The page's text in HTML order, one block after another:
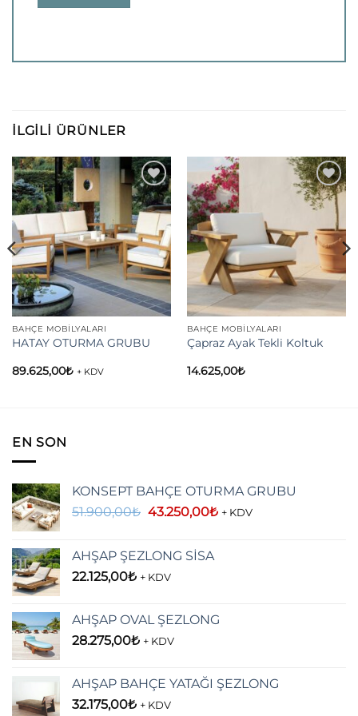
İLGILI ÜRÜNLER
Add to
wishlist
BAHÇE MOBILYALARI
HATAY OTURMA GRUBU
89.625,00₺ + KDV
Add to
wishlist
BAHÇE MOBILYALARI
Çapraz Ayak Tekli Koltuk
14.625,00₺
EN SON
KONSEPT BAHÇE OTURMA GRUBU
51.900,00₺ Orijinal
43.250,00₺Şu
+ KDV
AHŞAP ŞEZLONG SİSA
22.125,00₺ + KDV
AHŞAP OVAL ŞEZLONG
28.275,00₺ + KDV
AHŞAP BAHÇE YATAĞI ŞEZLONG
32.175,00₺ + KDV